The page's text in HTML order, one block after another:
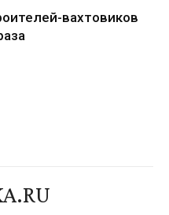
вахтовиков